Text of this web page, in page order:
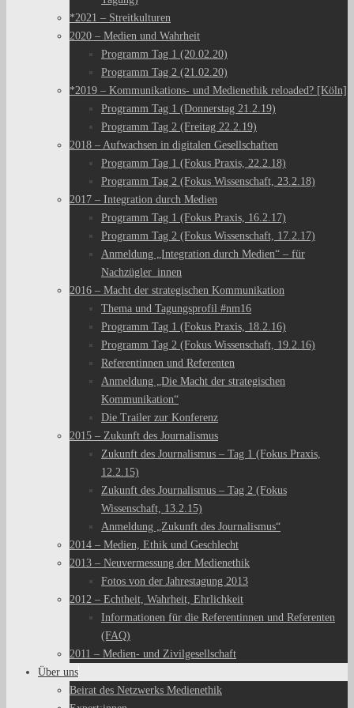
*2021 – Streitkulturen
2020 – Medien und Wahrheit
Programm Tag 1 (20.02.20)
Programm Tag 2 (21.02.20)
*2019 – Kommunikations- und Medienethik reloaded? [Köln]
Programm Tag 1 (Donnerstag 21.2.19)
Programm Tag 2 (Freitag 22.2.19)
2018 – Aufwachsen in digitalen Gesellschaften
Programm Tag 1 (Fokus Praxis, 22.2.18)
Programm Tag 2 (Fokus Wissenschaft, 23.2.18)
2017 – Integration durch Medien
Programm Tag 1 (Fokus Praxis, 16.2.17)
Programm Tag 2 (Fokus Wissenschaft, 17.2.17)
Anmeldung „Integration durch Medien“ – für
Nachzügler_innen
2016 – Macht der strategischen Kommunikation
Thema und Tagungsprofil #nm16
Programm Tag 1 (Fokus Praxis, 18.2.16)
Programm Tag 2 (Fokus Wissenschaft, 19.2.16)
Referentinnen und Referenten
Anmeldung „Die Macht der strategischen
Kommunikation“
Die Trailer zur Konferenz
2015 – Zukunft des Journalismus
Zukunft des Journalismus – Tag 1 (Fokus Praxis,
12.2.15)
Zukunft des Journalismus – Tag 2 (Fokus
Wissenschaft, 13.2.15)
Anmeldung „Zukunft des Journalismus“
2014 – Medien, Ethik und Geschlecht
2013 – Neuvermessung der Medienethik
Fotos von der Jahrestagung 2013
2012 – Echtheit, Wahrheit, Ehrlichkeit
Informationen für die Referentinnen und Referenten
(FAQ)
2011 – Medien- und Zivilgesellschaft
Über uns
Beirat des Netzwerks Medienethik